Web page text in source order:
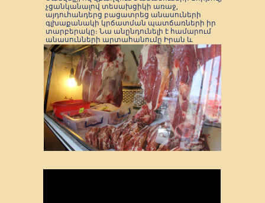
չցանկանալով տեսախցիկի առաջ,
այդուհանդերց բացատրեց անասուների
գլխաքանակի կրճատման պատճառների իր
տարբերակը։ Նա անընդունելի է համարում
անասունների արտահանումը Իրան և
մերձավոր արևելքի երկրներ։